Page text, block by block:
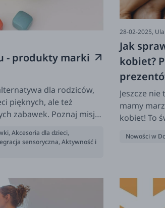
- produkty marki
dla rodziców,
pięknych, ale też
zabawek. Poznaj misję
zabawy z Tolo Bio. To
Świetne i dla
, Akcesoria dla dzieci,
sensoryczna, Aktywność i
28-02-2025, Ula
Jak
kobiet?
Jeszcze
mamy
kobiet! To
rajstopy
Nowości w